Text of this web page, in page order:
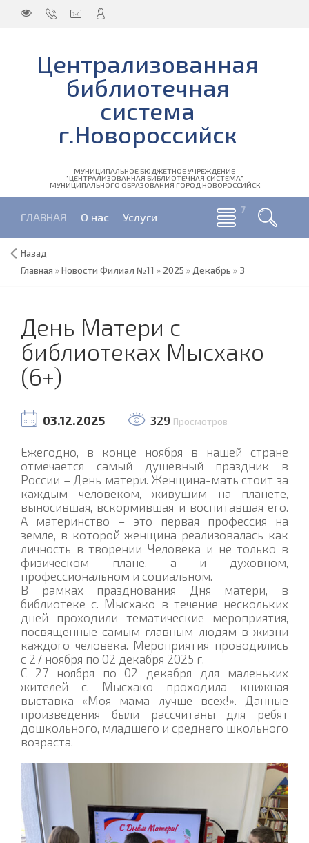
Централизованная
библиотечная
система
г.Новороссийск
МУНИЦИПАЛЬНОЕ БЮДЖЕТНОЕ УЧРЕЖДЕНИЕ
"ЦЕНТРАЛИЗОВАННАЯ БИБЛИОТЕЧНАЯ СИСТЕМА"
МУНИЦИПАЛЬНОГО ОБРАЗОВАНИЯ ГОРОД НОВОРОССИЙСК
ГЛАВНАЯ О нас Услуги
Назад
Главная »Новости Филиал №11 » 2025 » Декабрь » 3
День Матери с
библиотеках Мысхако
(6+)
03.12.2025 329 Просмотров
Ежегодно, в конце ноября в нашей стране
отмечается самый душевный праздник в
России – День матери. Женщина-мать стоит за
каждым человеком, живущим на планете,
выносившая, вскормившая и воспитавшая его.
А материнство – это первая профессия на
земле, в которой женщина реализовалась как
личность в творении Человека и не только в
физическом плане, а и духовном,
профессиональном и социальном.
В рамках празднования Дня матери, в
библиотеке с. Мысхако в течение нескольких
дней проходили тематические мероприятия,
посвященные самым главным людям в жизни
каждого человека. Мероприятия проводились
с 27 ноября по 02 декабря 2025 г.
С 27 ноября по 02 декабря для маленьких
жителей с. Мысхако проходила книжная
выставка «Моя мама лучше всех!». Данные
произведения были рассчитаны для ребят
дошкольного, младшего и среднего школьного
возраста.